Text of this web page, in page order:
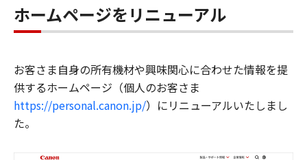
ホームページをリニューアル
お客さま自身の所有機材や興味関心に合わせた情報を提
供するホームページ（個人のお客さま
https://personal.canon.jp/）にリニューアルいたしまし
た。